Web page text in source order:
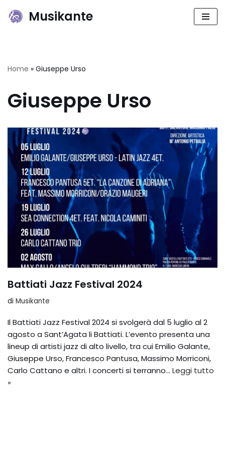
Musikante
Home » Giuseppe Urso
Giuseppe Urso
Battiati Jazz Festival 2024
di Musikante
Il Battiati Jazz Festival 2024 si svolgerà dal 5 luglio al 2
agosto a Sant’Agata li Battiati. L’evento presenta una
lineup di artisti jazz di alto livello, tra cui Emilio Galante,
Giuseppe Urso, Francesco Pantusa, Massimo Morriconi,
Carlo Cattano e altri. I concerti si terranno… Leggi tutto
»